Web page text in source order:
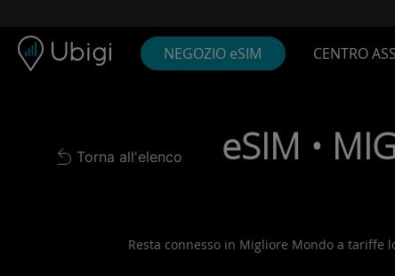
NEGOZIO eSIM CENTRO
Back to list
Torna all'elenco
eSIM •
Resta connesso in Migliore Mondo a tariffe